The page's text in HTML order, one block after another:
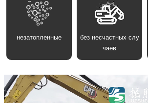
незатопленные
без несчастных слу
чаев